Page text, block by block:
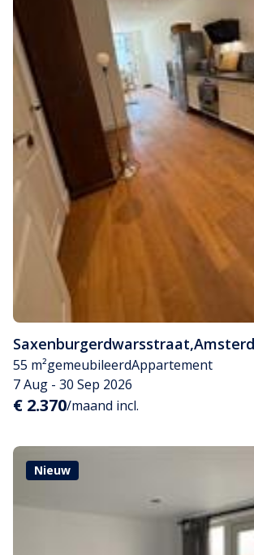
Saxenburgerdwarsstraat,
55 m²gemeubileerdAppartement
7 Aug - 30 Sep 2026
€ 2.370/maand incl.
Nieuw